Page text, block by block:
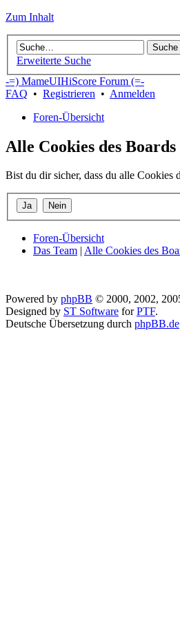
Zum Inhalt
Erweiterte Suche
-=) MameUIHiScore Forum (=-
FAQ • Registrieren • Anmelden
Foren-Übersicht
Alle Cookies des Boards
Bist du dir sicher, dass du alle Cookies
Foren-Übersicht
Das Team | Alle Cookies des
Powered by phpBB © 2000, 2002,
Designed by ST Software forPTF.
Deutsche Übersetzung durch phpBB.de